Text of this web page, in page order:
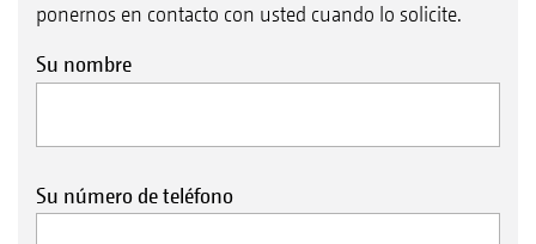
ponernos en contacto con usted cuando lo solicite.
Su nombre
Su número de teléfono